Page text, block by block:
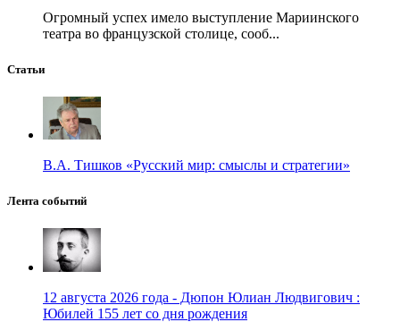
Огромный успех имело выступление Мариинского
театра во французской столице, сооб...
Статьи
В.А. Тишков «Русский мир: смыслы и стратегии»
Лента событий
12 августа 2026 года - Дюпон Юлиан Людвигович :
Юбилей 155 лет со дня рождения